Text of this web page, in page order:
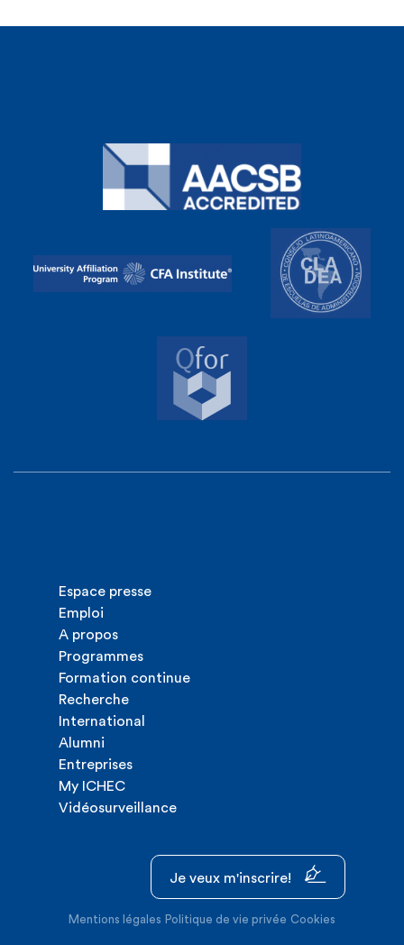
Espace presse
Emploi
A propos
Programmes
Formation continue
Recherche
International
Alumni
Entreprises
My ICHEC
Vidéosurveillance
Je veux m'inscrire!
Mentions légales Politique de vie privée Cookies